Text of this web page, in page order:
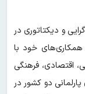
و دیکتاتوری در
همکاری‌های خود با
اقتصادی، فرهنگی
دو کشور در